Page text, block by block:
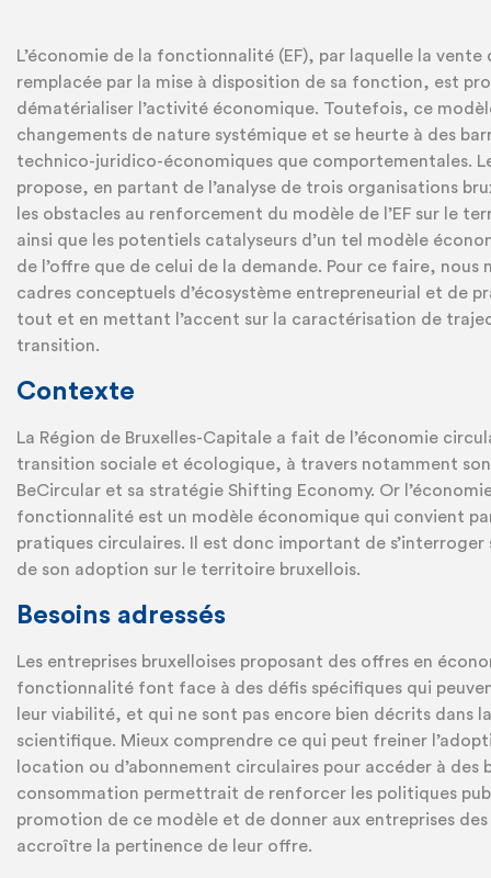
L’économie de la fonctionnalité (EF), par laquelle la vente
remplacée par la mise à disposition de sa fonction, est
dématérialiser l’activité économique. Toutefois, ce
changements de nature systémique et se heurte à des
technico-juridico-économiques que comportementales.
propose, en partant de l’analyse de trois organisations
les obstacles au renforcement du modèle de l’EF sur le
ainsi que les potentiels catalyseurs d’un tel modèle
de l’offre que de celui de la demande. Pour ce faire, nous
cadres conceptuels d’écosystème entrepreneurial et de
tout et en mettant l’accent sur la caractérisation de
transition.
Contexte
La Région de Bruxelles-Capitale a fait de l’économie
transition sociale et écologique, à travers notamment
BeCircular et sa stratégie Shifting Economy. Or
fonctionnalité est un modèle économique qui convient
pratiques circulaires. Il est donc important de s’interroger
de son adoption sur le territoire bruxellois.
Besoins adressés
Les entreprises bruxelloises proposant des offres en
fonctionnalité font face à des défis spécifiques qui
leur viabilité, et qui ne sont pas encore bien décrits dans
scientifique. Mieux comprendre ce qui peut freiner
location ou d’abonnement circulaires pour accéder à des
consommation permettrait de renforcer les politiques
promotion de ce modèle et de donner aux entreprises
accroître la pertinence de leur offre.